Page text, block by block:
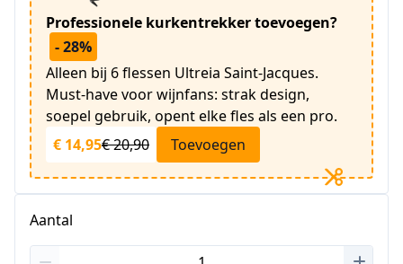
Professionele kurkentrekker toevoegen?
- 28%
Alleen bij 6 flessen Ultreia Saint-Jacques.
Must-have voor wijnfans: strak design,
soepel gebruik, opent elke fles als een pro.
€ 14,95€ 20,90 Toevoegen
Aantal